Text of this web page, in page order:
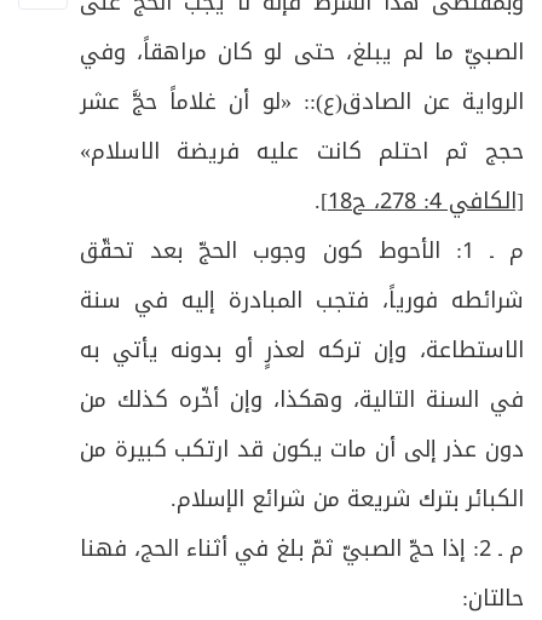
الصبيّ ما لم يبلغ، حتى لو كان مراهقاً، وفي
الرواية عن الصادق(ع):: «لو أن غلاماً حجَّ عشر
حجج ثم احتلم كانت عليه فريضة الاسلام«
[الكافي 4: 278، ح18]
.
م ـ 1: الأحوط كون وجوب الحجّ بعد تحقّق
شرائطه فورياً، فتجب المبادرة إليه في سنة
الاستطاعة، وإن تركه لعذرٍ أو بدونه يأتي به
في السنة التالية، وهكذا، وإن أخّره كذلك من
دون عذر إلى أن مات يكون قد ارتكب كبيرة من
الكبائر بترك شريعة من شرائع الإسلام.
م ـ 2: إذا حجّ الصبيّ ثمّ بلغ في أثناء الحج، فهنا
حالتان:
ص
18 الفرع الثاني: في أحكام الإحرام
ص
20 الفرع الثالث: في مستحبّات الإحرام ومكروهاته
ص21 الفرع الرابع: في محرّمات الإحرام
22 الفرع الخامس: في حدود الحرم وأحكامه
ص
23 فرعٌ: في مستحبات دخول الحرم
ص
24 فرعٌ: في آداب مكَّة المعظَّمة
25 المبحث الثاني: في الطواف بالبيت وفيه فروع
ص
26 الفرع الأول في شروط الطواف وأحكامه
ص
27 الفرع الثاني: في واجبات الطواف